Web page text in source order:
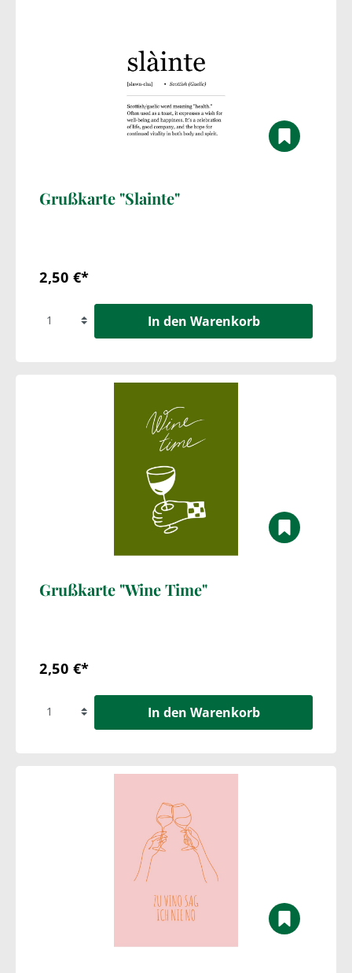
Grußkarte "Slainte"
2,50 €*
In den Warenkorb
Grußkarte "Wine Time"
2,50 €*
In den Warenkorb